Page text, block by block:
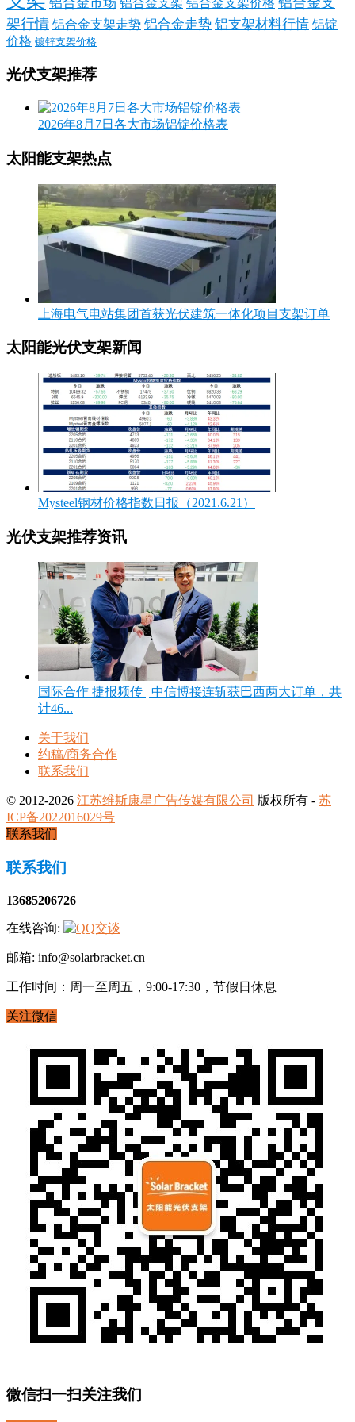
架行情 铝合金支架走势 铝合金走势 铝支架材料行情 铝锭
价格 镀锌支架价格
光伏支架推荐
2026年8月7日各大市场铝锭价格表
太阳能支架热点
上海电气电站集团首获光伏建筑一体化项目支架订单
太阳能光伏支架新闻
Mysteel钢材价格指数日报（2021.6.21）
光伏支架推荐资讯
国际合作 捷报频传 | 中信博接连斩获巴西两大订单，共
计46...
关于我们
约稿/商务合作
联系我们
© 2012-2026 江苏维斯康星广告传媒有限公司 版权所有 - 苏
ICP备2022016029号
联系我们
联系我们
13685206726
在线咨询:
邮箱: info@solarbracket.cn
工作时间：周一至周五，9:00-17:30，节假日休息
关注微信
微信扫一扫关注我们